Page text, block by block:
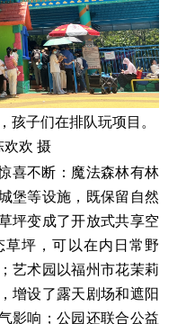
孩子们在排队玩项目。
欢欢 摄
喜不断：魔法森林有林
堡等设施，既保留自然
坪变成了开放式共享空
草坪，可以在内日常野
艺术园以福州市花茉莉
增设了露天剧场和遮阳
影响；公园还联合公益